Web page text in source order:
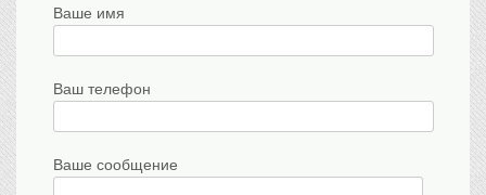
Ваше имя
Ваш телефон
Ваше сообщение